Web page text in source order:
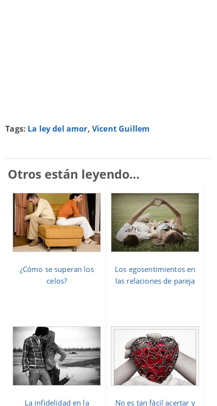
Tags: La ley del amor, Vicent Guillem
Otros están leyendo...
¿Cómo se superan los
celos?
Los egosentimientos en
las relaciones de pareja
La infidelidad en la No es tan fácil acertar y